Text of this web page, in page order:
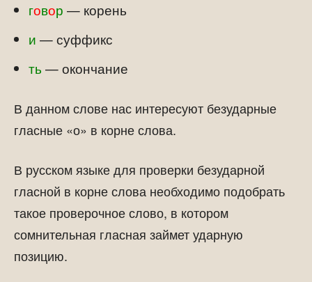
говор — корень
и — суффикс
ть — окончание
В данном слове нас интересуют безударные
гласные «о» в корне слова.
В русском языке для проверки безударной
гласной в корне слова необходимо подобрать
такое проверочное слово, в котором
сомнительная гласная займет ударную
позицию.